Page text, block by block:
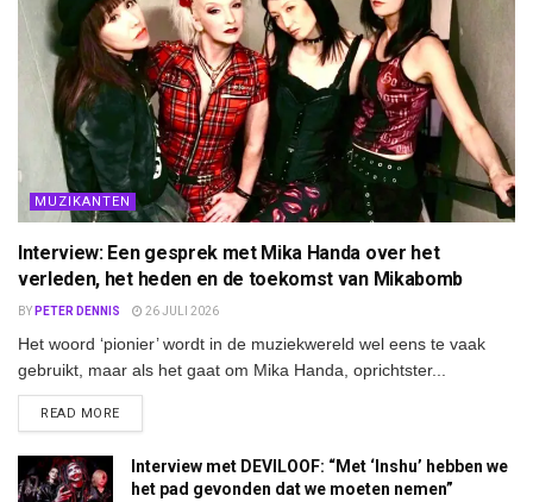
MUZIKANTEN
Interview: Een gesprek met Mika Handa over het
verleden, het heden en de toekomst van Mikabomb
BY PETER DENNIS 26 JULI 2026
Het woord ‘pionier’ wordt in de muziekwereld wel eens te vaak
gebruikt, maar als het gaat om Mika Handa, oprichtster...
READ MOREDETAILS
Interview met DEVILOOF: “Met ‘Inshu’ hebben we
het pad gevonden dat we moeten nemen”